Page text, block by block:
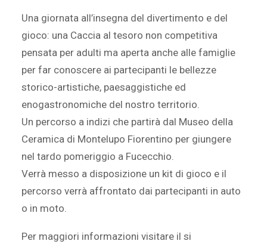
Una giornata all’insegna del divertimento e del
gioco: una Caccia al tesoro non competitiva
pensata per adulti ma aperta anche alle famiglie
per far conoscere ai partecipanti le bellezze
storico-artistiche, paesaggistiche ed
enogastronomiche del nostro territorio.
Un percorso a indizi che partirà dal Museo della
Ceramica di Montelupo Fiorentino per giungere
nel tardo pomeriggio a Fucecchio.
Verrà messo a disposizione un kit di gioco e il
percorso verrà affrontato dai partecipanti in auto
o in moto.
Per maggiori informazioni visitare il si